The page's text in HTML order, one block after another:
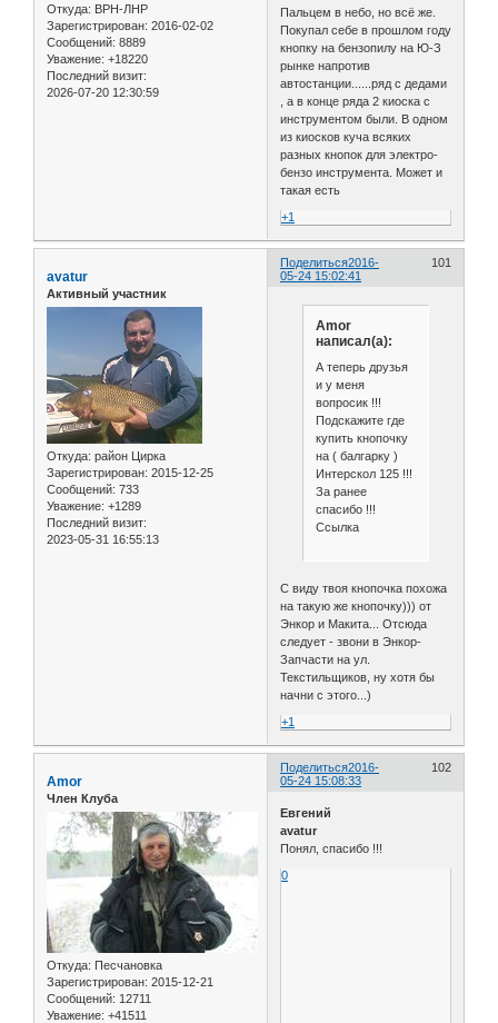
Откуда: ВРН-ЛНР
Зарегистрирован: 2016-02-02
Сообщений: 8889
Уважение: +18220
Последний визит:
2026-07-20 12:30:59
Пальцем в небо, но всё же.
Покупал себе в прошлом году
кнопку на бензопилу на Ю-З
рынке напротив
автостанции......ряд с дедами
, а в конце ряда 2 киоска с
инструментом были. В одном
из киосков куча всяких
разных кнопок для электро-
бензо инструмента. Может и
такая есть
+1
Поделиться 101
2016-
05-24 15:02:41
avatur
Активный участник
Откуда: район Цирка
Зарегистрирован: 2015-12-25
Сообщений: 733
Уважение: +1289
Последний визит:
2023-05-31 16:55:13
Amor
написал(а):
А теперь друзья
и у меня
вопросик !!!
Подскажите где
купить кнопочку
на ( балгарку )
Интерскол 125 !!!
За ранее
спасибо !!!
Ссылка
С виду твоя кнопочка похожа
на такую же кнопочку))) от
Энкор и Макита... Отсюда
следует - звони в Энкор-
Запчасти на ул.
Текстильщиков, ну хотя бы
начни с этого...)
+1
Поделиться 102
2016-
05-24 15:08:33
Amor
Член Клуба
Откуда: Песчановка
Зарегистрирован: 2015-12-21
Сообщений: 12711
Уважение: +41511
Евгений
avatur
Понял, спасибо !!!
0